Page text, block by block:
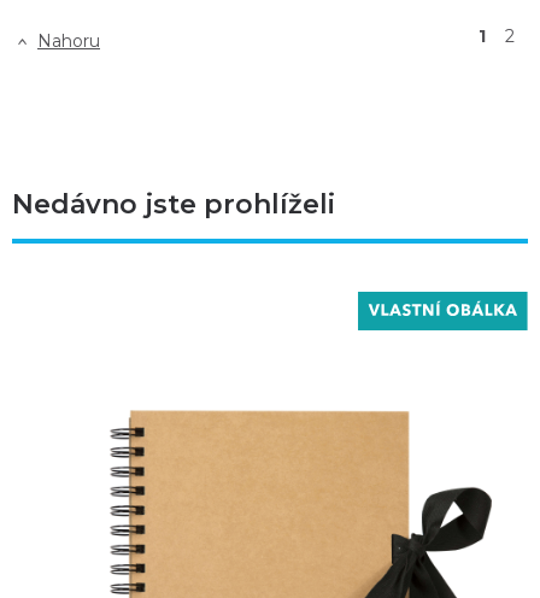
Nahoru 1 2
Nedávno jste prohlíželi